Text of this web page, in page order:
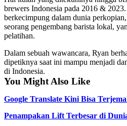
brewers Indonesia pada 2016 &
berkecimpung dalam dunia
seorang pengembang barista lokal,
pelatihan.
Dalam sebuah wawancara, Ryan
dipetiknya saat ini mampu menjadi
di Indonesia.
You Might Also Like
Google Translate Kini Bisa
Penampakan Lift Terbesar di